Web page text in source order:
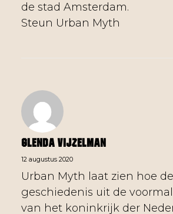
de stad Amsterdam.
Steun Urban Myth
Glenda Vijzelman
12 augustus 2020
Urban Myth laat zien hoe
geschiedenis uit de
van het koninkrijk der